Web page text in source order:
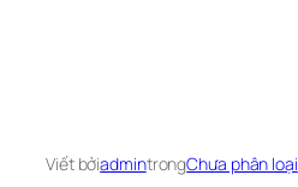
Viết bởiadmintrongChưa phân loại